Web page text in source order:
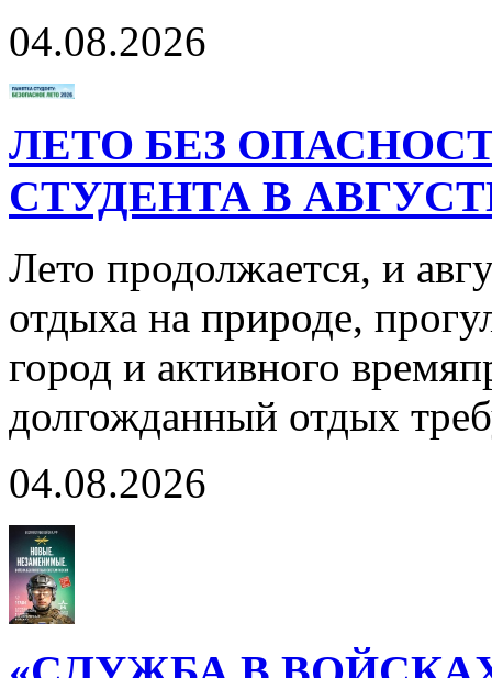
04.08.2026
ЛЕТО БЕЗ
СТУДЕНТА В
Лето продолжается, и
отдыха на природе,
город и активного
долгожданный отдых
04.08.2026